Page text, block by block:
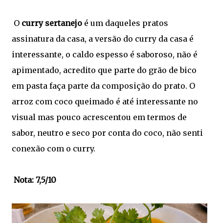
O curry sertanejo é um daqueles pratos
assinatura da casa, a versão do curry da casa é
interessante, o caldo espesso é saboroso, não é
apimentado, acredito que parte do grão de bico
em pasta faça parte da composição do prato. O
arroz com coco queimado é até interessante no
visual mas pouco acrescentou em termos de
sabor, neutro e seco por conta do coco, não senti
conexão com o curry.
Nota: 7,5/10